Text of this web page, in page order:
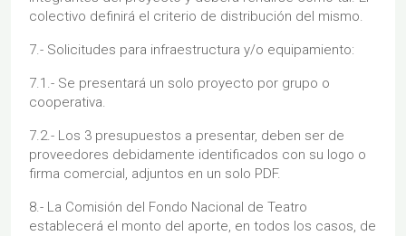
colectivo definirá el criterio de distribución del mismo.
7.- Solicitudes para infraestructura y/o equipamiento:
7.1.- Se presentará un solo proyecto por grupo o
cooperativa.
7.2.- Los 3 presupuestos a presentar, deben ser de
proveedores debidamente identificados con su logo o
firma comercial, adjuntos en un solo PDF.
8.- La Comisión del Fondo Nacional de Teatro
establecerá el monto del aporte, en todos los casos, de